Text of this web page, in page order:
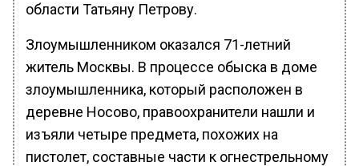
области Татьяну Петрову.
Злоумышленником оказался 71-летний
житель Москвы. В процессе обыска в доме
злоумышленника, который расположен в
деревне Носово, правоохранители нашли и
изъяли четыре предмета, похожих на
пистолет, составные части к огнестрельному